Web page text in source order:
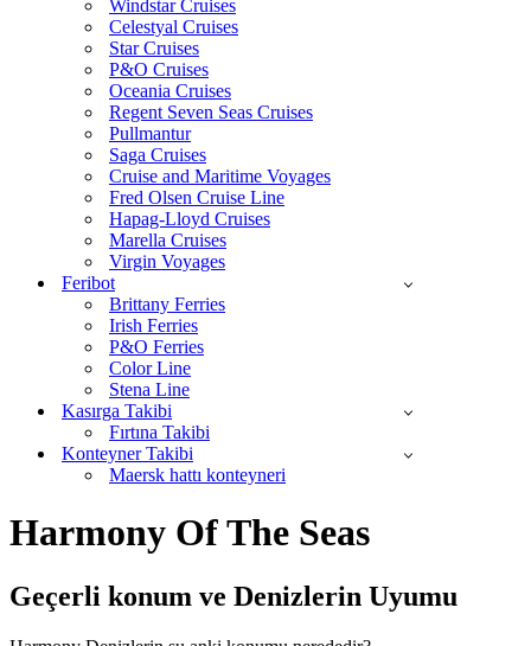
Windstar Cruises
Celestyal Cruises
Star Cruises
P&O Cruises
Oceania Cruises
Regent Seven Seas Cruises
Pullmantur
Saga Cruises
Cruise and Maritime Voyages
Fred Olsen Cruise Line
Hapag-Lloyd Cruises
Marella Cruises
Virgin Voyages
Feribot
Brittany Ferries
Irish Ferries
P&O Ferries
Color Line
Stena Line
Kasırga Takibi
Fırtına Takibi
Konteyner Takibi
Maersk hattı konteyneri
Harmony Of The Seas
Geçerli konum ve Denizlerin Uyumu